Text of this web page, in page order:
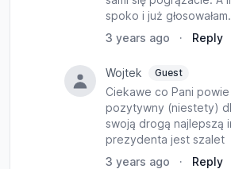
spoko i już głosowałam.
3 years ago
· Reply
Wojtek Guest
Ciekawe co Pani
pozytywny (niestety)
swoją drogą najlepszą
prezydenta jest szalet
3 years ago
· Reply